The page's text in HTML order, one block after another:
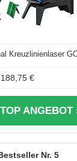
Kreuzlinienlaser
188,75 €
ANGEBOT
5